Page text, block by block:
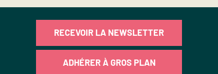
RECEVOIR LA NEWSLETTER
ADHÉRER À GROS PLAN